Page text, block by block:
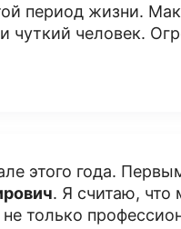
период жизни.
чуткий человек.
этого года.
. Я считаю, что
только